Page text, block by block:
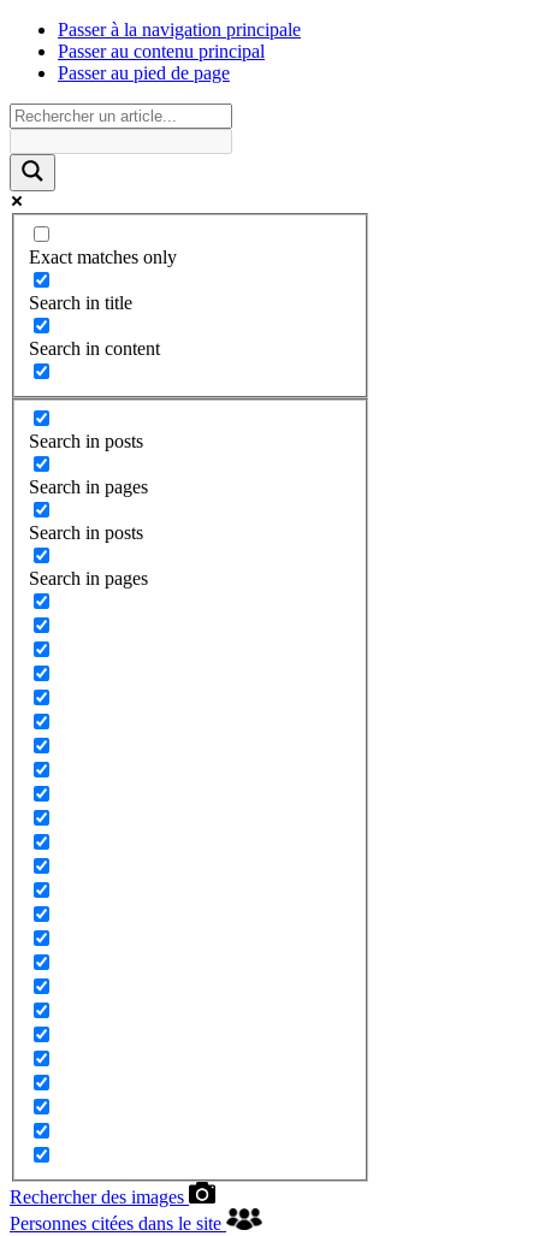
Passer à la navigation principale
Passer au contenu principal
Passer au pied de page
Exact matches only
Search in title
Search in content
Search in posts
Search in pages
Search in posts
Search in pages
Rechercher des images
Personnes citées dans le site